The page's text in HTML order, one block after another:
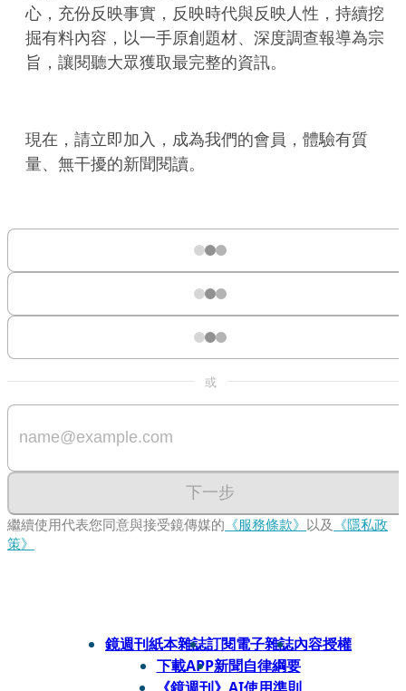
心，充份反映事實，反映時代與反映人性，持續挖
掘有料內容，以一手原創題材、深度調查報導為宗
旨，讓閱聽大眾獲取最完整的資訊。
現在，請立即加入，成為我們的會員，體驗有質
量、無干擾的新聞閱讀。
或
下一步
繼續使用代表您同意與接受鏡傳媒的 《服務條款》 以及 《隱私政
策》
鏡週刊紙本雜誌訂閱電子雜誌內容授權
下載APP新聞自律綱要